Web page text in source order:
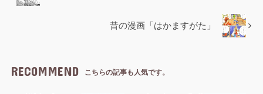
昔の漫画「はかますがた」
RECOMMEND こちらの記事も人気です。